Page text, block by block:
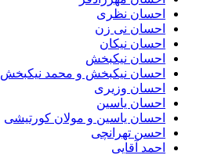
احسان نظری
احسان نی زن
احسان نیکان
احسان نیکبخش
احسان نیکبخش و محمد نیکبخش
احسان وزیری
احسان یاسین
احسان یاسین و مولان کورتیشی
احسن تهرانچی
احمد آقایی